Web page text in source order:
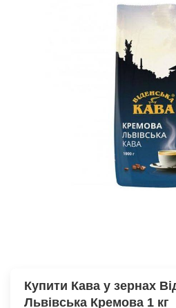
Купити Кава у зернах
Львівська Кремова 1 кг